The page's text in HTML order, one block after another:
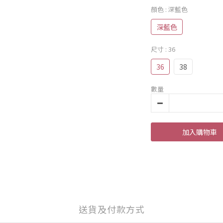
顏色 : 深藍色
深藍色
尺寸 : 36
36 38
數量
加入購物車
送貨及付款方式